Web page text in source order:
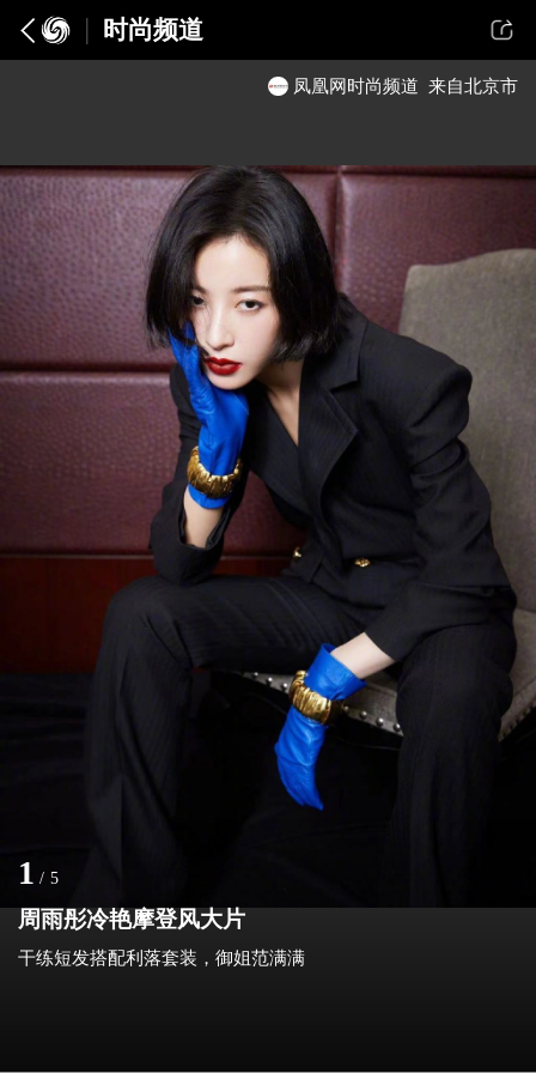
时尚频道
凤凰网时尚频道 来自北京市
1 / 5
周雨彤冷艳摩登风大片
干练短发搭配利落套装，御姐范满满